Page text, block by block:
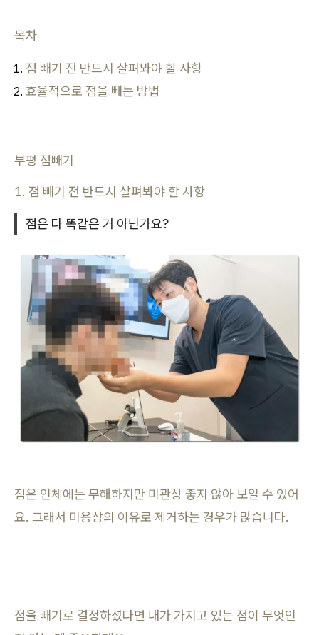
목차
점 빼기 전 반드시 살펴봐야 할 사항
효율적으로 점을 빼는 방법
부평 점빼기
1. 점 빼기 전 반드시 살펴봐야 할 사항
점은 다 똑같은 거 아닌가요?
점은 인체에는 무해하지만 미관상 좋지 않아 보일 수 있어
요. 그래서 미용상의 이유로 제거하는 경우가 많습니다.
점을 빼기로 결정하셨다면 내가 가지고 있는 점이 무엇인